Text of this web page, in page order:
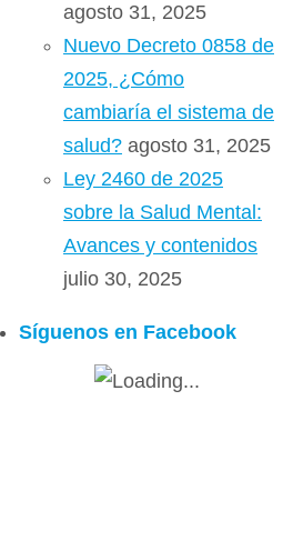
agosto 31, 2025
Nuevo Decreto 0858 de
2025, ¿Cómo
cambiaría el sistema de
salud? agosto 31, 2025
Ley 2460 de 2025
sobre la Salud Mental:
Avances y contenidos
julio 30, 2025
Síguenos en Facebook